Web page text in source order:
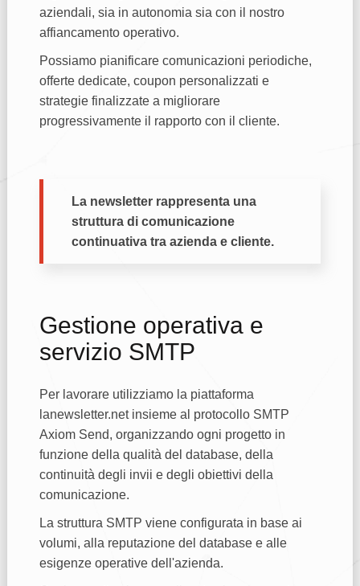
aziendali, sia in autonomia sia con il nostro
affiancamento operativo.
Possiamo pianificare comunicazioni periodiche,
offerte dedicate, coupon personalizzati e
strategie finalizzate a migliorare
progressivamente il rapporto con il cliente.
La newsletter rappresenta una
struttura di comunicazione
continuativa tra azienda e cliente.
Gestione operativa e
servizio SMTP
Per lavorare utilizziamo la piattaforma
lanewsletter.net insieme al protocollo SMTP
Axiom Send, organizzando ogni progetto in
funzione della qualità del database, della
continuità degli invii e degli obiettivi della
comunicazione.
La struttura SMTP viene configurata in base ai
volumi, alla reputazione del database e alle
esigenze operative dell'azienda.